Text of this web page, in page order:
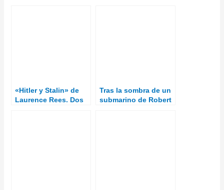
«Hitler y Stalin» de
Laurence Rees. Dos
Tras la sombra de un
submarino de Robert